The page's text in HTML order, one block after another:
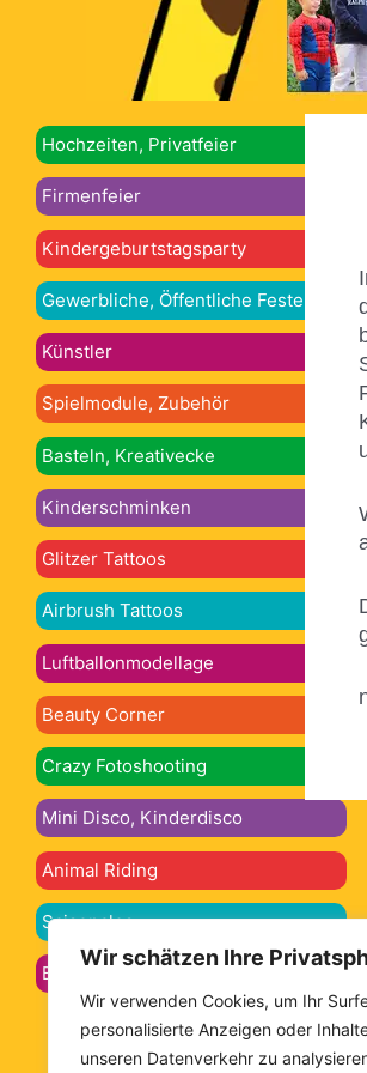
Wir schätzen Ihre
Wir verwenden Cookies, um Ihr
personalisierte Anzeigen oder
unseren Datenverkehr zu
Hochzeiten, Privatfeier
Firmenfeier
Kindergeburtstagsparty
Gewerbliche, Öffentliche Feste
Künstler
Spielmodule, Zubehör
Basteln, Kreativecke
Kinderschminken
Glitzer Tattoos
Airbrush Tattoos
Luftballonmodellage
Beauty Corner
Crazy Fotoshooting
Mini Disco, Kinderdisco
Animal Riding
Saisonales
Bellypainting, Bodypainting